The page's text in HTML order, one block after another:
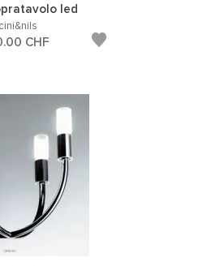
led
CHF